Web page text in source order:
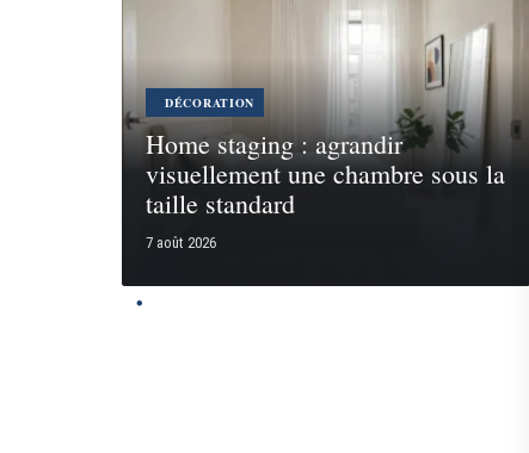
DÉCORATION
Home staging : agrandir
visuellement une chambre sous la
taille standard
7 août 2026